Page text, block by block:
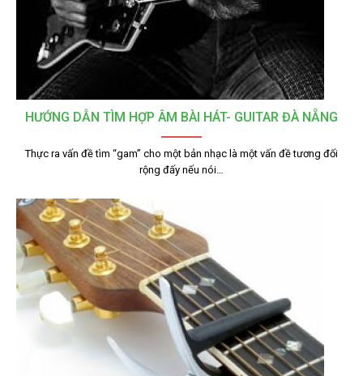
HƯỚNG DẪN TÌM HỢP ÂM BÀI HÁT- GUITAR ĐÀ NẴNG
Thực ra vấn đề tìm “gam” cho một bản nhạc là một vấn đề tương đối
rộng đấy nếu nói…